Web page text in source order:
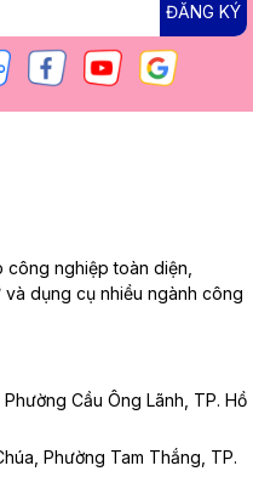
ĐĂNG KÝ
nghiệp toàn diện,
dụng cụ nhiều ngành công
Cầu Ông Lãnh, TP. Hồ
Phường Tam Thắng, TP.